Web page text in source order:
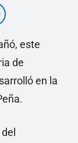
este
de
en la